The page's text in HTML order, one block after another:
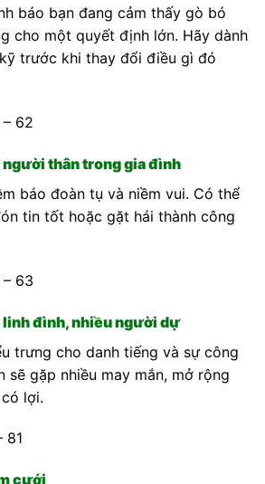
báo bạn đang cảm thấy gò bó
cho một quyết định lớn. Hãy dành
trước khi thay đổi điều gì đó
62
thân trong gia đình
báo đoàn tụ và niềm vui. Có thể
tin tốt hoặc gặt hái thành công
63
đình, nhiều người dự
trưng cho danh tiếng và sự công
sẽ gặp nhiều may mắn, mở rộng
lợi.
81
cưới